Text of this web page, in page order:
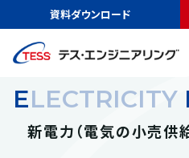
資料ダウンロード
ELECTRICITY
新電力（電気の小売供給